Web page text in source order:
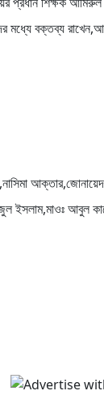
মধ্যে বক্তব্য
আবুল